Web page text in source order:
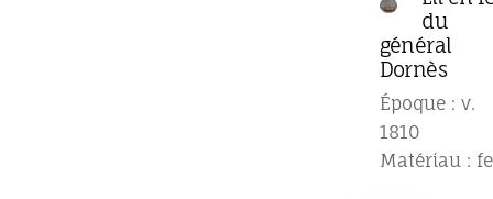
du
général
Dornès
Époque : v.
1810
Matériau :